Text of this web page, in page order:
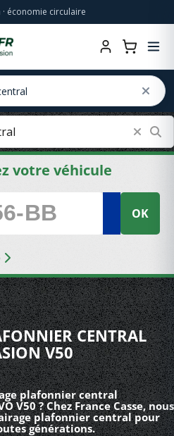
économie circulaire
votre véhicule
OK
CENTRAL
V50
plafonnier central
V50 ? Chez France Casse, nous
plafonnier central pour
générations.